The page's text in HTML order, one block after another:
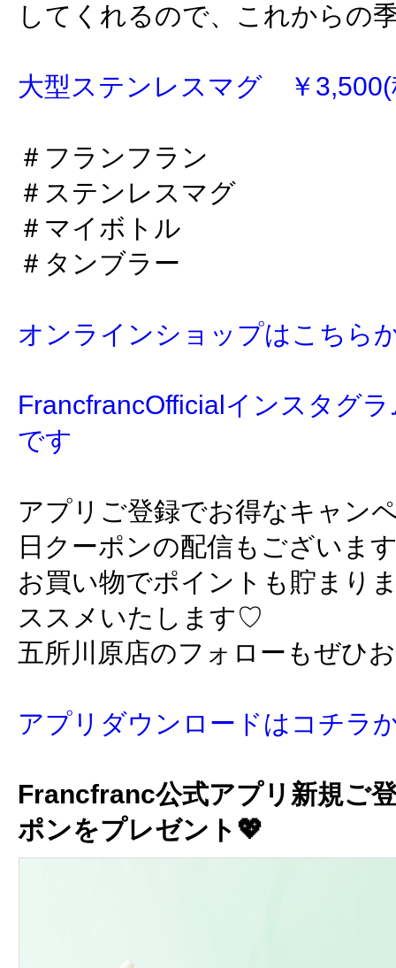
してくれるので、これからの
大型ステンレスマグ ￥3,500(
＃フランフラン
＃ステンレスマグ
＃マイボトル
＃タンブラー
オンラインショップはこちら
FrancfrancOfficialインスタグ
です
アプリご登録でお得なキャン
日クーポンの配信もございま
お買い物でポイントも貯まり
ススメいたします♡
五所川原店のフォローもぜひ
アプリダウンロードはコチラ
Francfranc公式アプリ新規ご
ポンをプレゼント💖